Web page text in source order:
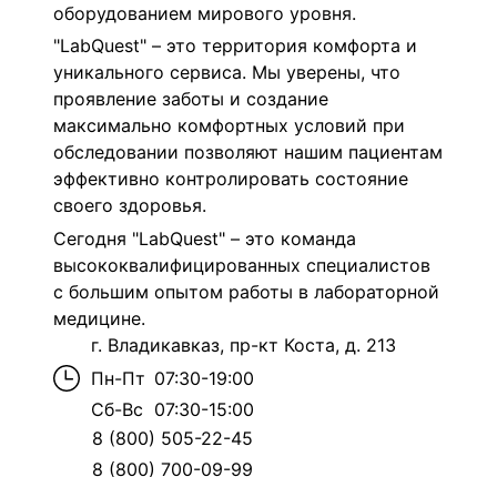
оборудованием мирового уровня.
"LabQuest" – это территория комфорта и
уникального сервиса. Мы уверены, что
проявление заботы и создание
максимально комфортных условий при
обследовании позволяют нашим пациентам
эффективно контролировать состояние
своего здоровья.
Сегодня "LabQuest" – это команда
высококвалифицированных специалистов
с большим опытом работы в лабораторной
медицине.
г. Владикавказ, пр-кт Коста, д. 213
Пн-Пт 07:30-19:00
Сб-Вс 07:30-15:00
8 (800) 505-22-45
8 (800) 700-09-99